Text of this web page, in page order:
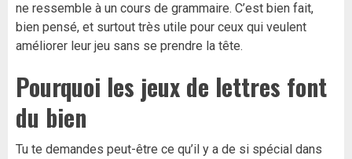
ne ressemble à un cours de grammaire. C’est bien fait,
bien pensé, et surtout très utile pour ceux qui veulent
améliorer leur jeu sans se prendre la tête.
Pourquoi les jeux de lettres font
du bien
Tu te demandes peut-être ce qu’il y a de si spécial dans